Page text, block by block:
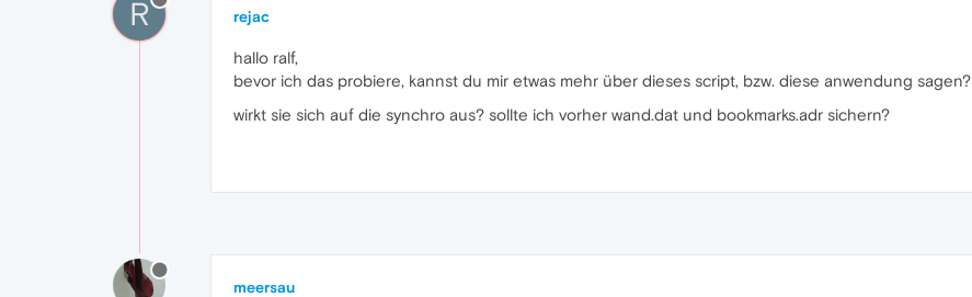
R rejac
hallo ralf,
bevor ich das probiere, kannst du mir etwas mehr über dieses script, bzw. diese anwendung sagen?
wirkt sie sich auf die synchro aus? sollte ich vorher wand.dat und bookmarks.adr sichern?
meersau